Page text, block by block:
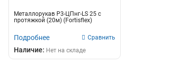
Металлорукав Р3-ЦПнг-LS 25 с
протяжкой (20м) (Fortisflex)
Подробнее Сравнить
Наличие: Нет на складе